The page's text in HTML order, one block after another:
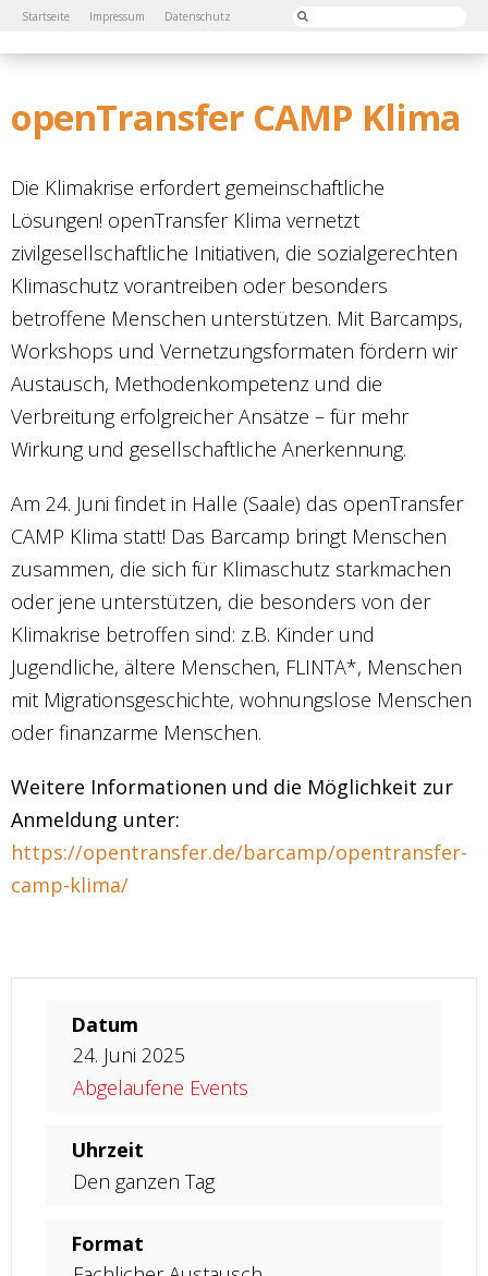
Startseite Impressum Datenschutz
openTransfer CAMP Klima
Die Klimakrise erfordert gemeinschaftliche
Lösungen! openTransfer Klima vernetzt
zivilgesellschaftliche Initiativen, die sozialgerechten
Klimaschutz vorantreiben oder besonders
betroffene Menschen unterstützen. Mit Barcamps,
Workshops und Vernetzungsformaten fördern wir
Austausch, Methodenkompetenz und die
Verbreitung erfolgreicher Ansätze – für mehr
Wirkung und gesellschaftliche Anerkennung.
Am 24. Juni findet in Halle (Saale) das openTransfer
CAMP Klima statt! Das Barcamp bringt Menschen
zusammen, die sich für Klimaschutz starkmachen
oder jene unterstützen, die besonders von der
Klimakrise betroffen sind: z.B. Kinder und
Jugendliche, ältere Menschen, FLINTA*, Menschen
mit Migrationsgeschichte, wohnungslose Menschen
oder finanzarme Menschen.
Weitere Informationen und die Möglichkeit zur
Anmeldung unter:
https://opentransfer.de/barcamp/opentransfer-
camp-klima/
Datum
24. Juni 2025
Abgelaufene Events
Uhrzeit
Den ganzen Tag
Format